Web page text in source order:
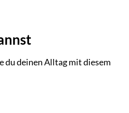
du deinen Alltag mit diesem